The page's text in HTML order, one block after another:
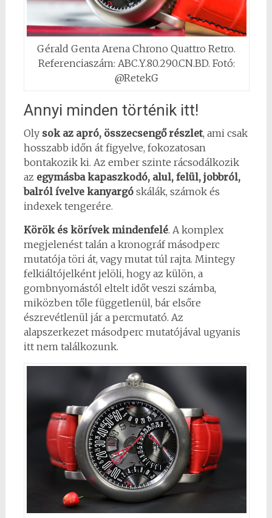
Gérald Genta Arena Chrono Quattro Retro.
Referenciaszám: ABC.Y.80.290.CN.BD. Fotó:
@RetekG
Annyi minden történik itt!
Olysok az apró, összecsengő részlet, ami csak
hosszabb időn át figyelve, fokozatosan
bontakozik ki. Az ember szinte rácsodálkozik
az egymásba kapaszkodó, alul, felül, jobbról,
balról ívelve kanyargóskálák, számok és
indexek tengerére.
Körök és körívek mindenfelé. A komplex
megjelenést talán a kronográf másodperc
mutatója töri át, vagy mutat túl rajta. Mintegy
felkiáltójelként jelöli, hogy az külön, a
gombnyomástól eltelt időt veszi számba,
miközben tőle függetlenül, bár elsőre
észrevétlenül jár a percmutató. Az
alapszerkezet másodperc mutatójával ugyanis
itt nem találkozunk.